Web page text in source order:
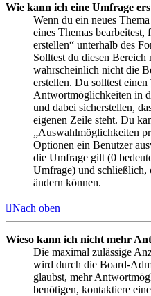
Wie kann ich eine Umfrage
Wenn du ein neues
eines Themas
erstellen“ unterhalb des
Solltest du diesen Bereich
wahrscheinlich nicht die
erstellen. Du solltest
Antwortmöglichkeiten in
und dabei sicherstellen,
eigenen Zeile steht. Du
„Auswahlmöglichkeiten
Optionen ein Benutzer
die Umfrage gilt (0
Umfrage) und schließlich,
ändern können.
Nach oben
Wieso kann ich nicht mehr
Die maximal zulässige
wird durch die Board-
glaubst, mehr
benötigen, kontaktiere